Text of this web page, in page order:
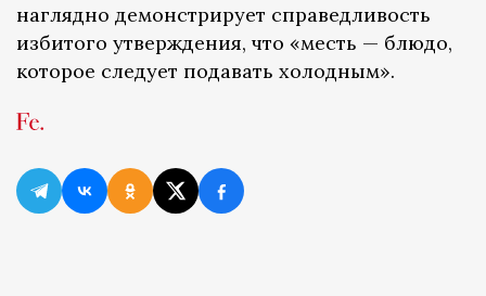
наглядно демонстрирует справедливость
избитого утверждения, что «месть — блюдо,
которое следует подавать холодным».